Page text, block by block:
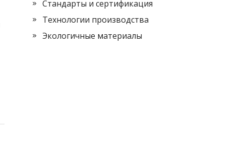
Стандарты и сертификация
Технологии производства
Экологичные материалы